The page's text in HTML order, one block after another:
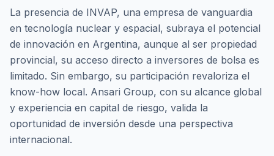
La presencia de INVAP, una empresa de vanguardia
en tecnología nuclear y espacial, subraya el potencial
de innovación en Argentina, aunque al ser propiedad
provincial, su acceso directo a inversores de bolsa es
limitado. Sin embargo, su participación revaloriza el
know-how local. Ansari Group, con su alcance global
y experiencia en capital de riesgo, valida la
oportunidad de inversión desde una perspectiva
internacional.